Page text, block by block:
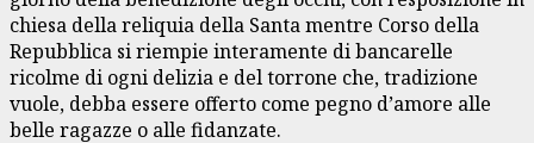
chiesa della reliquia della Santa mentre Corso della
Repubblica si riempie interamente di bancarelle
ricolme di ogni delizia e del torrone che, tradizione
vuole, debba essere offerto come pegno d’amore alle
belle ragazze o alle fidanzate.